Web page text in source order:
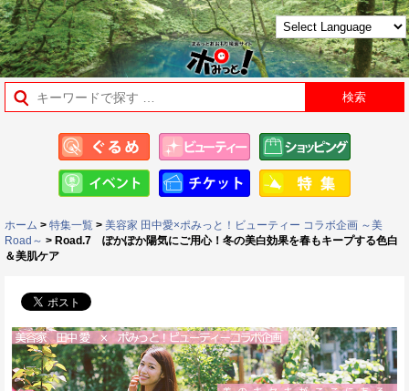
ホーム > 特集一覧 > 美容家 田中愛×ポみっと！ビューティー コラボ企画 ～美
Road～ > Road.7 ぽかぽか陽気にご用心！冬の美白効果を春もキープする色白
＆美肌ケア